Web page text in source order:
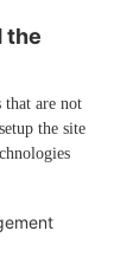
the
are not
the site